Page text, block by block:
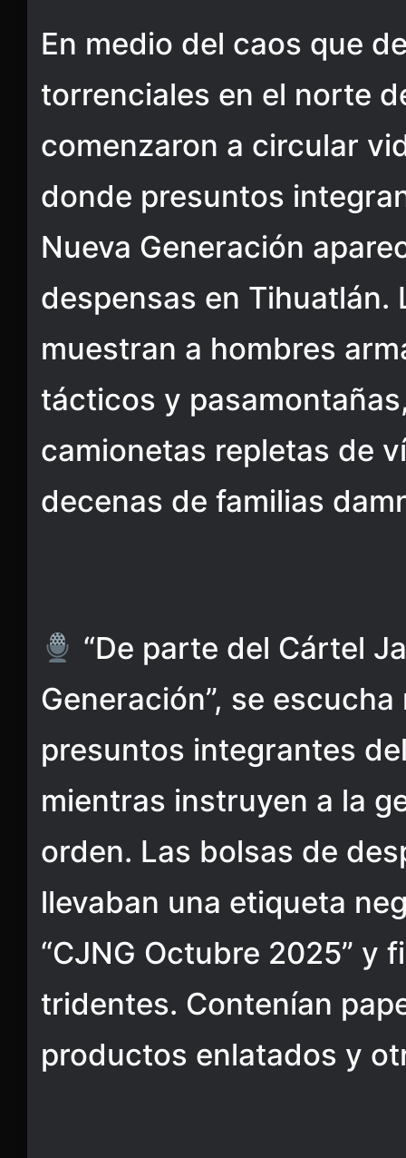
En medio del caos que
torrenciales en el norte
comenzaron a circular
donde presuntos
Nueva Generación
despensas en Tihuatlán.
muestran a hombres
tácticos y
camionetas repletas de
decenas de familias
“De parte del Cártel
Generación”, se
presuntos integrantes
mientras instruyen a la
orden. Las bolsas de
llevaban una etiqueta
“CJNG Octubre 2025” y
tridentes. Contenían
productos enlatados y